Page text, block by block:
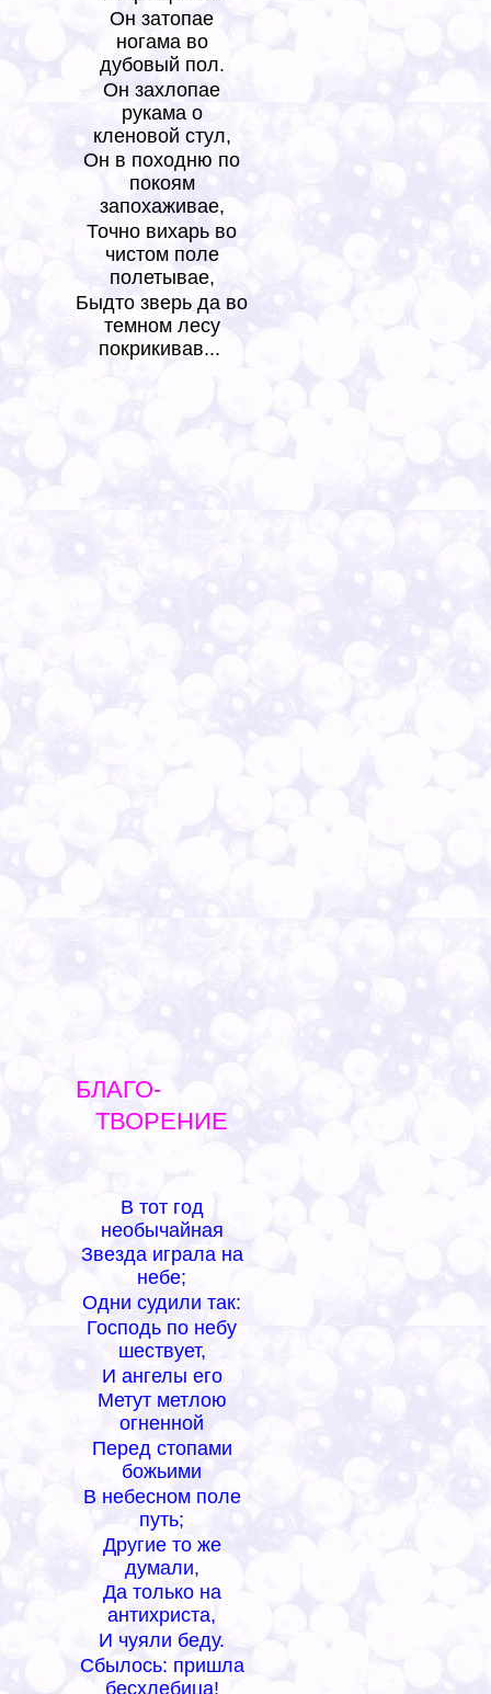
Он затопае
ногама во
дубовый пол.
Он захлопае
рукама о
кленовой стул,
Он в походню по
покоям
запохаживае,
Точно вихарь во
чистом поле
полетывае,
Быдто зверь да во
темном лесу
покрикивав...
БЛАГО-
ТВОРЕНИЕ
В тот год
необычайная
Звезда играла на
небе;
Одни судили так:
Господь по небу
шествует,
И ангелы его
Метут метлою
огненной
Перед стопами
божьими
В небесном поле
путь;
Другие то же
думали,
Да только на
антихриста,
И чуяли беду.
Сбылось: пришла
бесхлебица!